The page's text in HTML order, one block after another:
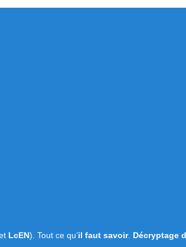
LcEN). Tout ce qu’il faut savoir. Décryptage